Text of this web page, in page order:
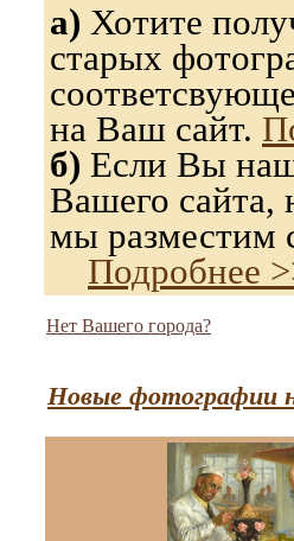
а) Хотите
старых
на Ваш сайт.
б) Если Вы
Вашего сайта,
мы разместим
Подробнее
Нет Вашего города?
Новые фотографии